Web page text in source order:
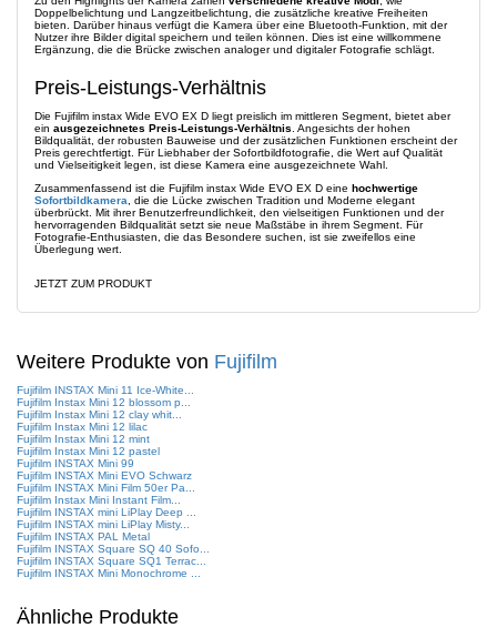
Doppelbelichtung und Langzeitbelichtung, die zusätzliche kreative Freiheiten
bieten. Darüber hinaus verfügt die Kamera über eine Bluetooth-Funktion, mit der
Nutzer ihre Bilder digital speichern und teilen können. Dies ist eine willkommene
Ergänzung, die die Brücke zwischen analoger und digitaler Fotografie schlägt.
Preis-Leistungs-Verhältnis
Die Fujifilm instax Wide EVO EX D liegt preislich im mittleren Segment, bietet aber
ein ausgezeichnetes Preis-Leistungs-Verhältnis . Angesichts der hohen
Bildqualität, der robusten Bauweise und der zusätzlichen Funktionen erscheint der
Preis gerechtfertigt. Für Liebhaber der Sofortbildfotografie, die Wert auf Qualität
und Vielseitigkeit legen, ist diese Kamera eine ausgezeichnete Wahl.
Zusammenfassend ist die Fujifilm instax Wide EVO EX D eine hochwertige
Sofortbildkamera , die die Lücke zwischen Tradition und Moderne elegant
überbrückt. Mit ihrer Benutzerfreundlichkeit, den vielseitigen Funktionen und der
hervorragenden Bildqualität setzt sie neue Maßstäbe in ihrem Segment. Für
Fotografie-Enthusiasten, die das Besondere suchen, ist sie zweifellos eine
Überlegung wert.
JETZT ZUM PRODUKT
Weitere Produkte von Fujifilm
Fujifilm INSTAX Mini 11 Ice-White...
Fujifilm Instax Mini 12 blossom p...
Fujifilm Instax Mini 12 clay whit...
Fujifilm Instax Mini 12 lilac
Fujifilm Instax Mini 12 mint
Fujifilm Instax Mini 12 pastel
Fujifilm INSTAX Mini 99
Fujifilm INSTAX Mini EVO Schwarz
Fujifilm INSTAX Mini Film 50er Pa...
Fujifilm Instax Mini Instant Film...
Fujifilm INSTAX mini LiPlay Deep ...
Fujifilm INSTAX mini LiPlay Misty...
Fujifilm INSTAX PAL Metal
Fujifilm INSTAX Square SQ 40 Sofo...
Fujifilm INSTAX Square SQ1 Terrac...
Fujifilm INSTAX Mini Monochrome ...
Ähnliche Produkte